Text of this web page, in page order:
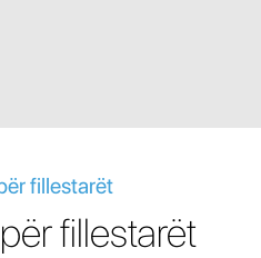
fillestarët
fillestarët